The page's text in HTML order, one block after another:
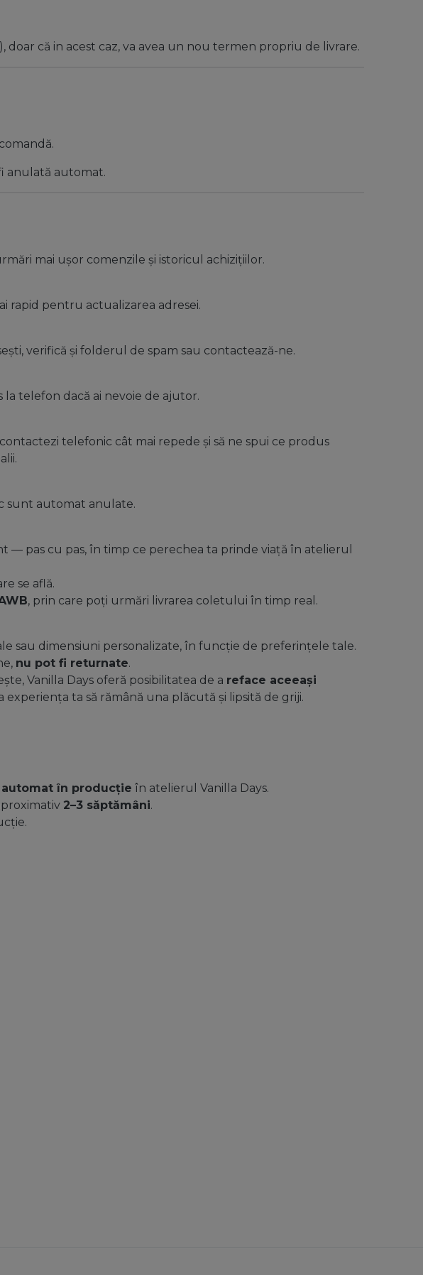
că in acest caz, va avea un nou termen propriu de livrare.
anulată automat.
mai ușor comenzile și istoricul achizițiilor.
rapid pentru actualizarea adresei.
verifică și folderul de spam sau contactează-ne.
la telefon dacă ai nevoie de ajutor.
telefonic cât mai repede și să ne spui ce produs
sunt automat anulate.
pas cu pas, în timp ce perechea ta prinde viață în atelierul
se află.
, prin care poți urmări livrarea coletului în timp real.
sau dimensiuni personalizate, în funcție de preferințele tale.
nu pot fi returnate.
Vanilla Days oferă posibilitatea de a reface aceeași
ta să rămână una plăcută și lipsită de griji.
automat în producție în atelierul Vanilla Days.
2–3 săptămâni.